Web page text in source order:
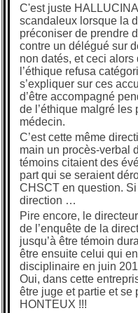
C'est juste
scandaleux lorsque la
préconiser de prendre
contre un délégué sur
non datés, et ceci
l’éthique refusa
s’expliquer sur ces
d’être accompagné
de l’éthique malgré
médecin.
C’est cette même
main un procès-verbal
témoins citaient des
part qui se seraient
CHSCT en question. Si
direction …
Pire encore, le
de l’enquête de la
jusqu’à être témoin
être ensuite celui qui
disciplinaire en juin
Oui, dans cette
être juge et partie et
HONTEUX !!!